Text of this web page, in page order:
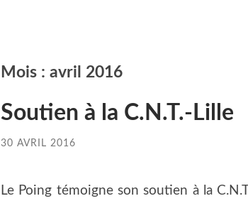
Mois : avril 2016
Soutien à la C.N.T.-Lille
30 AVRIL 2016
Le Poing témoigne son soutien à la